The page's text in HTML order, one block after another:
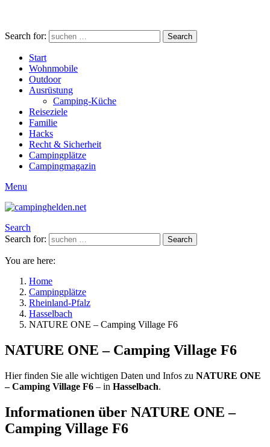
Search for: Search
Start
Wohnmobile
Outdoor
Ausrüstung
Camping-Küche
Reiseziele
Familie
Hacks
Recht & Sicherheit
Campingplätze
Campingmagazin
Menu
Search
Search for:
Search
You are here:
Home
Campingplätze
Rheinland-Pfalz
Hasselbach
NATURE ONE – Camping Village F6
NATURE ONE – Camping Village F6
Hier finden Sie alle wichtigen Daten und Infos zu NATURE ONE
– Camping Village F6 – in Hasselbach.
Informationen über NATURE ONE –
Camping Village F6